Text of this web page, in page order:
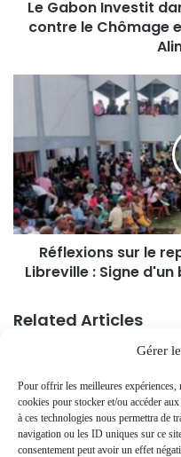
Gérer
Pour offrir les meilleures expériences,
cookies pour stocker et/ou accéder
à ces technologies nous permettra de
navigation ou les ID uniques sur ce
consentement peut avoir un effet
Le Gabon Investit
contre le Chômage
Réflexions sur le
Libreville : Signe
Related Articles